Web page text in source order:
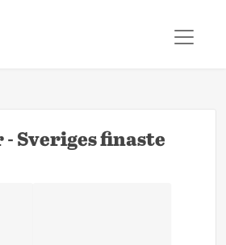
Sveriges finaste